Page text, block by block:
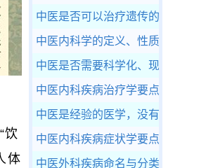
饮
体
中医是否可以治疗遗传的疾病呢？
中医内科学的定义、性质及范围
中医是否需要科学化、现代化呢？
中医内科疾病治疗学要点
中医是经验的医学，没有科学的依
中医内科疾病症状学要点
中医外科疾病命名与分类释义